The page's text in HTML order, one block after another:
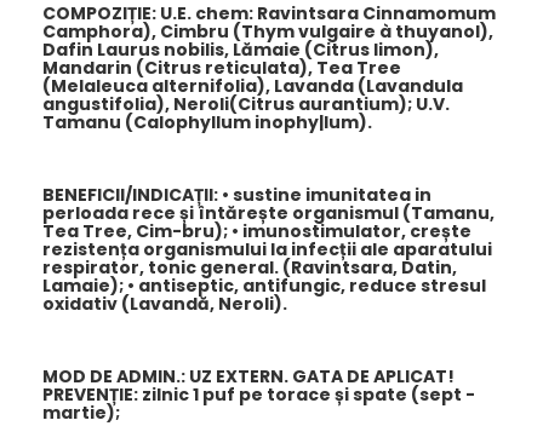
COMPOZIȚIE: U.E. chem: Ravintsara Cinnamomum
Camphora), Cimbru (Thym vulgaire à thuyanol),
Dafin Laurus nobilis, Lămaie (Citrus limon),
Mandarin (Citrus reticulata), Tea Tree
(Melaleuca alternifolia), Lavanda (Lavandula
angustifolia), Neroli(Citrus aurantium); U.V.
Tamanu (Calophyllum inophy|lum).
BENEFICII/INDICAȚII: • sustine imunitatea in
perloada rece și întărește organismul (Tamanu,
Tea Tree, Cim-bru); • imunostimulator, crește
rezistența organismului la infecții ale aparatului
respirator, tonic general. (Ravintsara, Datin,
Lamaie); • antiseptic, antifungic, reduce stresul
oxidativ (Lavandă, Neroli).
MOD DE ADMIN.: UZ EXTERN. GATA DE APLICAT!
PREVENȚIE: zilnic 1 puf pe torace și spate (sept -
martie);